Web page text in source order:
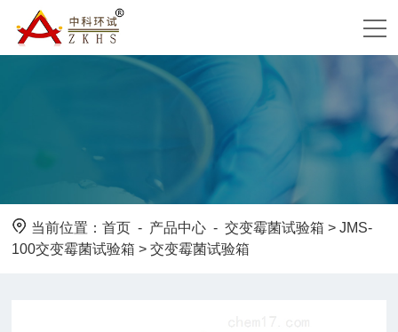
当前位置：首页 - 产品中心 -交变霉菌试验箱 >JMS-
100交变霉菌试验箱 > 交变霉菌试验箱